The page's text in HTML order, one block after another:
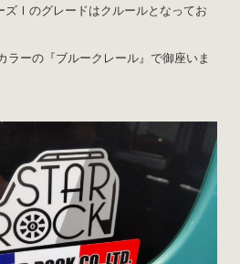
ズⅠのグレードはクルールとなってお
ラーの『ブルークレール』で御座いま